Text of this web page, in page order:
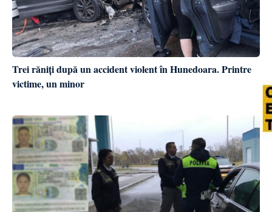
Trei răniți după un accident violent în Hunedoara. Printre
victime, un minor